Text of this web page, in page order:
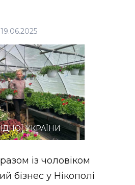
(відеоверсія)
УКРАЇНИ
із чоловіком
бізнес у Нікополі